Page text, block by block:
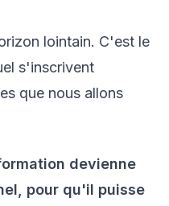
lointain. C'est le
s'inscrivent
que nous allons
devienne
pour qu'il puisse